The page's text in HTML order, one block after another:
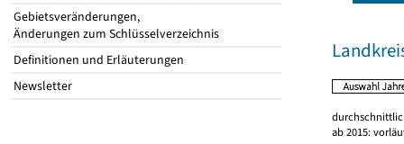
Gebietsveränderungen,
Änderungen zum Schlüsselverzeichnis
Definitionen und Erläuterungen
Newsletter
ab 2015: